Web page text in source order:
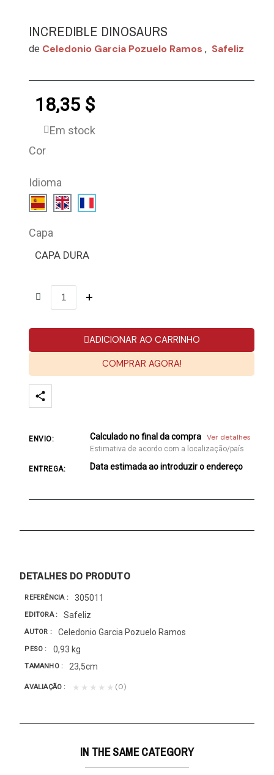
INCREDIBLE DINOSAURS
de Celedonio Garcia Pozuelo Ramos , Safeliz
18,35 $
Em stock
Cor
Idioma
Capa
CAPA DURA
ADICIONAR AO CARRINHO
COMPRAR AGORA!
ENVIO: Calculado no final da compra Ver detalhes
Estimativa de acordo com a localização/país
ENTREGA: Data estimada ao introduzir o endereço
DETALHES DO PRODUTO
REFERÊNCIA 305011
EDITORA Safeliz
AUTOR Celedonio Garcia Pozuelo Ramos
PESO 0,93 kg
TAMANHO 23,5cm
AVALIAÇÃO ★★★★★ (0)
IN THE SAME CATEGORY